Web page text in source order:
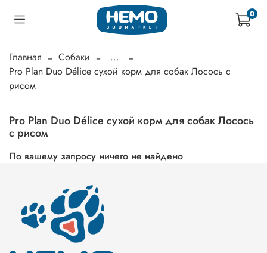
0
Главная Собаки
...
Pro Plan Duo Délice сухой корм для собак Лосось с
рисом
Pro Plan Duo Délice сухой корм для собак Лосось
с рисом
По вашему запросу ничего не найдено